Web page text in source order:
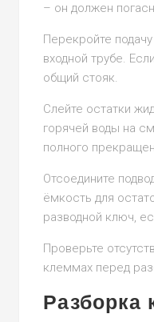
– он должен
Перекройте
входной трубе.
общий стояк.
Слейте остатки
горячей воды на
полного
Отсоедините
ёмкость для
разводной ключ,
Проверьте
клеммах перед
Разборка